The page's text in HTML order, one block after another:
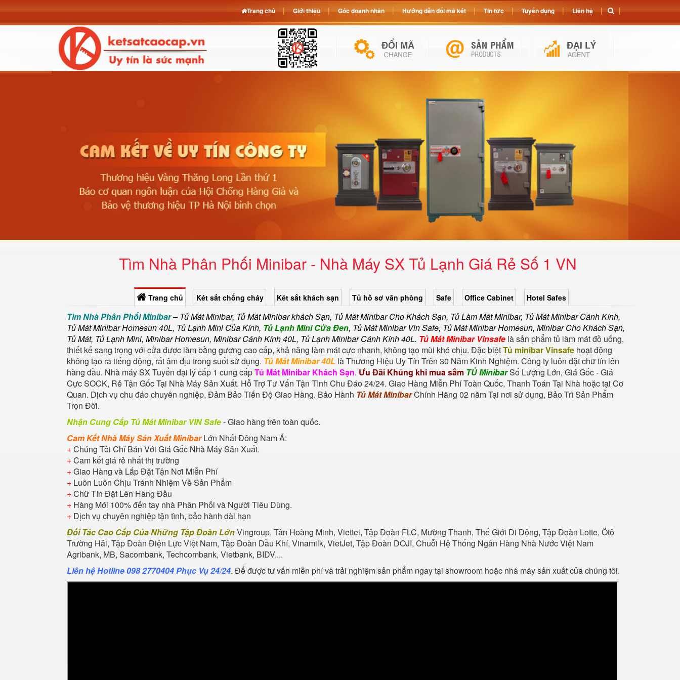
Tìm Nhà Phân Phối Minibar - Nhà Máy SX Tủ Lạnh Giá Rẻ Số 1 VN
Trang chủ Két sắt chống cháy Két sắt khách sạn Tủ hồ sơ văn phòng Safe Office Cabinet Hotel Safes
Tìm Nhà Phân Phối Minibar– Tủ Mát Minibar, Tủ Mát Minibar khách Sạn, Tủ Mát Minibar Cho Khách Sạn, Tủ Làm Mát Minibar, Tủ Mát Minibar Cánh Kính,
Tủ Mát Minibar Homesun 40L, Tủ Lạnh Mini Của Kính, Tủ Lạnh Mini Cửa Đen, Tủ Mát Minibar Vin Safe, Tủ Mát Minibar Homesun, Minibar Cho Khách Sạn,
Tủ Mát, Tủ Lạnh Mini, Minibar Homesun, Minibar Cánh Kính 40L, Tủ Lạnh Minibar Cánh Kính 40L. Tủ Mát Minibar Vinsafe là sản phẩm tủ làm mát đồ uống,
thiết kế sang trọng với cửa được làm bằng gương cao cấp, khả năng làm mát cực nhanh, không tạo mùi khó chịu. Đặc biệtTủ minibar Vinsafe hoạt động
không tạo ra tiếng động, rất âm dịu trong suốt sử dụng. Tủ Mát Minibar 40L là Thương Hiệu Uy Tín Trên 30 Năm Kinh Nghiệm. Công ty luôn đặt chữ tín lên
hàng đầu. Nhà máy SX Tuyển đại lý cấp 1 cung cấpTủ Mát Minibar Khách Sạn. Ưu Đãi Khủng khi mua sắm TỦ MinibarSố Lượng Lớn, Giá Gốc - Giá
Cực SOCK, Rẻ Tận Gốc Tại Nhà Máy Sản Xuất. Hỗ Trợ Tư Vấn Tận Tình Chu Đáo 24/24. Giao Hàng Miễn Phí Toàn Quốc, Thanh Toán Tại Nhà hoặc tại Cơ
Quan. Dịch vụ chu đáo chuyên nghiệp, Đảm Bảo Tiến Độ Giao Hàng. Bảo Hành Tủ Mát MinibarChính Hãng 02 năm Tại nơi sử dụng, Bảo Trì Sản Phẩm
Trọn Đời.
Nhận Cung Cấp Tủ Mát Minibar VIN Safe- Giao hàng trên toàn quốc.
Cam Kết Nhà Máy Sản Xuất MinibarLớn Nhất Đông Nam Á:
+Chúng Tôi Chỉ Bán Với Giá Gốc Nhà Máy Sản Xuất.
+Cam kết giá rẻ nhất thị trường
+Giao Hàng và Lắp Đặt Tận Nơi Miễn Phí
+ Luôn Luôn Chịu Tránh Nhiệm Về Sản Phẩm
+Chữ Tín Đặt Lên Hàng Đầu
+ Hàng Mới 100% đến tay nhà Phân Phối và Người Tiêu Dùng.
+ Dịch vụ chuyên nghiệp tận tình, bảo hành dài hạn
Đối Tác Cao Cấp Của Những Tập Đoàn LớnVingroup, Tân Hoàng Minh, Viettel, Tập Đoàn FLC, Mường Thanh, Thế Giới Di Động, Tập Đoàn Lotte, Ôtô
Trường Hải, Tập Đoàn Điện Lực Việt Nam, Tập Đoàn Dầu Khí, Vinamilk, VietJet, Tập Đoàn DOJI, Chuỗi Hệ Thống Ngân Hàng Nhà Nước Việt Nam
Agribank, MB, Sacombank, Techcombank, Vietbank, BIDV....
Liên hệ Hotline 098 2770404 Phục Vụ 24/24. Để được tư vấn miễn phí và trải nghiệm sản phẩm ngay tại showroom hoặc nhà máy sản xuất của chúng tôi.
Trang chủ Giới thiệu Góc doanh nhân Hướng dẫn đổi mã két Tin tức Tuyển dụng Liên hệ